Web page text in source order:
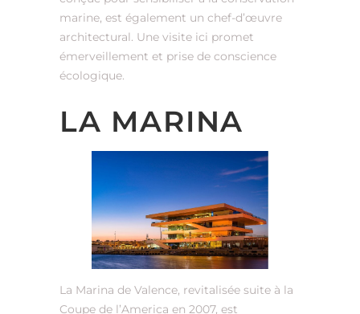
marine, est également un chef-d’œuvre
architectural. Une visite ici promet
émerveillement et prise de conscience
écologique.
LA MARINA
La Marina de Valence, revitalisée suite à la
Coupe de l’America en 2007, est